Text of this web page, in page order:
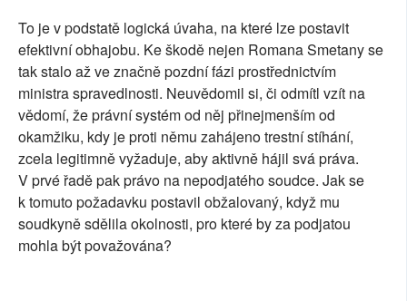
To je v podstatě logická úvaha, na které lze postavit
efektivní obhajobu. Ke škodě nejen Romana Smetany se
tak stalo až ve značně pozdní fázi prostřednictvím
ministra spravedlnosti. Neuvědomil si, či odmítl vzít na
vědomí, že právní systém od něj přinejmenším od
okamžiku, kdy je proti němu zahájeno trestní stíhání,
zcela legitimně vyžaduje, aby aktivně hájil svá práva.
V prvé řadě pak právo na nepodjatého soudce. Jak se
k tomuto požadavku postavil obžalovaný, když mu
soudkyně sdělila okolnosti, pro které by za podjatou
mohla být považována?